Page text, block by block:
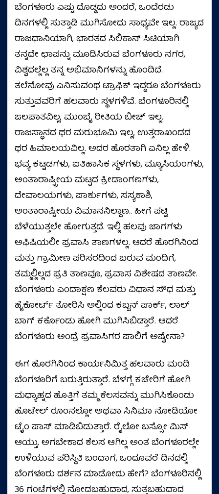
ಬೆಂಗಳೂರು ಎಷ್ಟು ದೊಡ್ಡದು ಅಂದರೆ, ಒಂದೆರಡು
ದಿನಗಳಲ್ಲಿ ಸುತ್ತಾಡಿ ಮುಗಿಸೋದು ಸಾಧ್ಯವೇ ಇಲ್ಲ. ರಾಜ್ಯದ
ರಾಜಧಾನಿಯಾಗಿ, ಭಾರತದ ಸಿಲಿಕಾನ್‌ ಸಿಟಿಯಾಗಿ
ತನ್ನದೇ ಛಾಪನ್ನು ಮೂಡಿಸಿರುವ ಬೆಂಗಳೂರು ನಗರ,
ವಿಶ್ವದಲ್ಲೆಲ್ಲ ತನ್ನ ಅಭಿಮಾನಿಗಳನ್ನು ಹೊಂದಿದೆ.
ತಲೆನೋವು ಎನಿಸುವಂಥ ಟ್ರಾಫಿಕ್‌ ಇದ್ದರೂ ಬೆಂಗಳೂರು
ಸುತ್ತುವವರಿಗೆ ಹಲವಾರು ಸ್ಥಳಗಳಿವೆ. ಬೆಂಗಳೂರಿನಲ್ಲಿ
ಜಲಪಾತವಿಲ್ಲ, ಮುಂಬೈ ರೀತಿಯ ಬೀಚ್‌ ಇಲ್ಲ.
ರಾಜಸ್ಥಾನದ ಥರ ಮರುಭೂಮಿ ಇಲ್ಲ, ಉತ್ತರಾಖಂಡದ
ಥರ ಹಿಮಾಲಯವಿಲ್ಲ. ಅದರ ಹೊರತಾಗಿ ಏನಿಲ್ಲ ಹೇಳಿ.
ಭವ್ಯ ಕಟ್ಟಡಗಳು, ಐತಿಹಾಸಿಕ ಸ್ಥಳಗಳು, ಮ್ಯೂಸಿಯಂಗಳು,
ಅಂತಾರಾಷ್ಟ್ರೀಯ ಮಟ್ಟದ ಕ್ರೀಡಾಂಗಣಗಳು,
ದೇವಾಲಯಗಳು, ಪಾರ್ಕುಗಳು, ಸಸ್ಯಕಾಶಿ,
ಅಂತಾರಾಷ್ಟೀಯ ವಿಮಾನನಿಲ್ದಾಣ.. ಹೀಗೆ ಪಟ್ಟಿ
ಬೆಳೆಯುತ್ತಲೇ ಹೋಗುತ್ತದೆ. ಇಲ್ಲಿ ಹಲವು ಜಾಗಗಳು
ಅಫಿಷಿಯಲೀ ಪ್ರವಾಸಿ ತಾಣಗಳಲ್ಲ. ಆದರೆ ಹೊರಗಿನಿಂದ
ಮತ್ತು ಗ್ರಾಮೀಣ ಪರಿಸರದಿಂದ ಬರುವ ಮಂದಿಗೆ,
ತಮ್ಮಲ್ಲಿಲ್ಲದ ಪ್ರತಿ ತಾಣವೂ, ಪ್ರವಾಸ ವಿಶೇಷದ ತಾಣವೇ.
ಬೆಂಗಳೂರು ಎಂದಾಕ್ಷಣ ಕೆಲವರು ವಿಧಾನ ಸೌಧ ಮತ್ತು
ಹೈಕೋರ್ಟ್‌ ತೋರಿಸಿ ಅಲ್ಲಿಂದ ಕಬ್ಬನ್ ಪಾರ್ಕ್, ಲಾಲ್
ಬಾಗ್ ಕರ್ಕೊಂಡು ಹೋಗಿ ಮುಗಿಸಿಬಿಡ್ತಾರೆ. ಆದರೆ
ಬೆಂಗಳೂರು ಅಂದ್ರೆ ಪ್ರವಾಸಿಗರ ಪಾಲಿಗೆ ಅಷ್ಟೇನಾ?
ಈಗ ಹೊರಗಿನಿಂದ ಕಾರ್ಯನಿಮಿತ್ತ ಹಲವಾರು ಮಂದಿ
ಬೆಂಗಳೂರಿಗೆ ಬರುತ್ತಿರುತ್ತಾರೆ. ಬೆಳಗ್ಗೆ ಕಚೇರಿಗೆ ಹೋಗಿ
ಮಧ್ಯಾಹ್ನದ ಹೊತ್ತಿಗೆ ತಮ್ಮ ಕೆಲಸವನ್ನು ಮುಗಿಸಿಕೊಂಡು
ಹೊಟೇಲ್‌ ರೂಂನಲ್ಲೋ ಅಥವಾ ಸಿನಿಮಾ ನೋಡಿಯೋ
ಟೈಂ ಪಾಸ್‌ ಮಾಡಿಬಿಡುತ್ತಾರೆ. ರೈಲೋ ಬಸ್ಸೋ ಮಿಸ್
ಆಯ್ತು, ಅಗಬೇಕಾದ ಕೆಲಸ ಆಗಿಲ್ಲ ಅಂತ ಬೆಂಗಳೂರಲ್ಲೇ
ಉಳಿಯುವ ಪರಿಸ್ಥಿತಿ ಬಂದಾಗ, ಒಂದೂವರೆ ದಿನದಲ್ಲಿ
ಬೆಂಗಳೂರು ದರ್ಶನ ಮಾಡೋದು ಹೇಗೆ? ಬೆಂಗಳೂರಿನಲ್ಲಿ
36 ಗಂಟೆಗಳಲ್ಲಿ ನೋಡಬಹುದಾದ, ಸುತ್ತಬಹುದಾದ